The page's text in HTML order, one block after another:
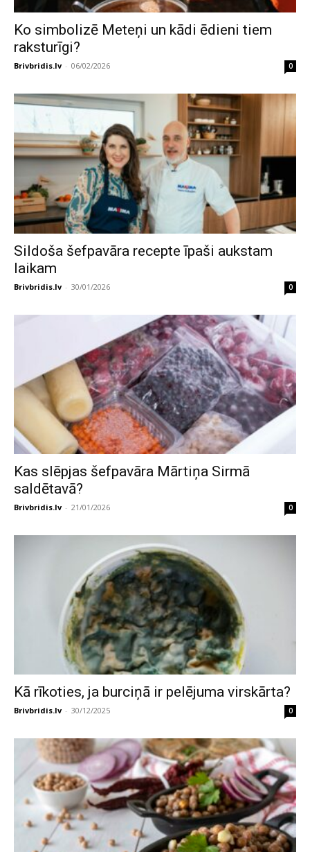
Ko simbolizē Meteņi un kādi ēdieni tiem
raksturīgi?
Brivbridis.lv - 06/02/2026 0
Sildoša šefpavāra recepte īpaši aukstam
laikam
Brivbridis.lv - 30/01/2026 0
Kas slēpjas šefpavāra Mārtiņa Sirmā
saldētavā?
Brivbridis.lv - 21/01/2026 0
Kā rīkoties, ja burciņā ir pelējuma virskārta?
Brivbridis.lv - 30/12/2025 0